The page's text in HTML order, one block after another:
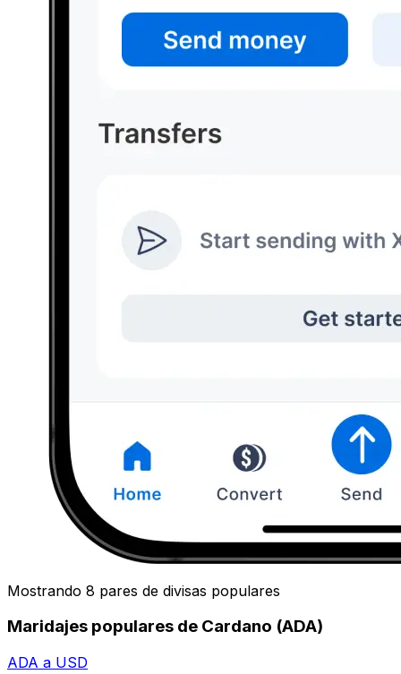
Mostrando 8 pares de divisas populares
Maridajes populares de Cardano (ADA)
ADA a USD